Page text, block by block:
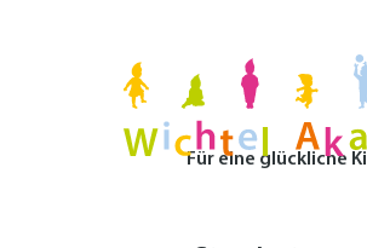
Für eine glückliche